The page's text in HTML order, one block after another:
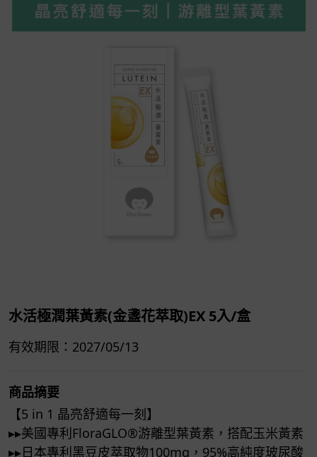
水活極潤葉黃素(金盞花萃取)EX 5入/盒
有效期限：2027/05/13
商品摘要
【5 in 1 晶亮舒適每一刻】
▸▸美國專利FloraGLO®​游離型葉黃素，搭配玉米黃素
▸▸日本專利黑豆皮萃取物100mg，95%高純度玻尿酸